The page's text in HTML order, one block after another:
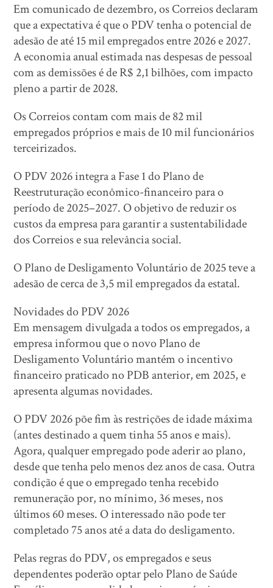
Em comunicado de dezembro, os Correios declaram
que a expectativa é que o PDV tenha o potencial de
adesão de até 15 mil empregados entre 2026 e 2027.
A economia anual estimada nas despesas de pessoal
com as demissões é de R$ 2,1 bilhões, com impacto
pleno a partir de 2028.
Os Correios contam com mais de 82 mil
empregados próprios e mais de 10 mil funcionários
terceirizados.
O PDV 2026 integra a Fase 1 do Plano de
Reestruturação econômico-financeiro para o
período de 2025–2027. O objetivo de reduzir os
custos da empresa para garantir a sustentabilidade
dos Correios e sua relevância social.
O Plano de Desligamento Voluntário de 2025 teve a
adesão de cerca de 3,5 mil empregados da estatal.
Novidades do PDV 2026
Em mensagem divulgada a todos os empregados, a
empresa informou que o novo Plano de
Desligamento Voluntário mantém o incentivo
financeiro praticado no PDB anterior, em 2025, e
apresenta algumas novidades.
O PDV 2026 põe fim às restrições de idade máxima
(antes destinado a quem tinha 55 anos e mais).
Agora, qualquer empregado pode aderir ao plano,
desde que tenha pelo menos dez anos de casa. Outra
condição é que o empregado tenha recebido
remuneração por, no mínimo, 36 meses, nos
últimos 60 meses. O interessado não pode ter
completado 75 anos até a data do desligamento.
Pelas regras do PDV, os empregados e seus
dependentes poderão optar pelo Plano de Saúde